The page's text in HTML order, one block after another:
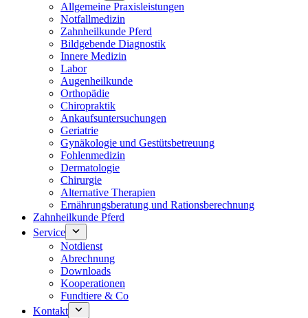
Allgemeine Praxisleistungen
Notfallmedizin
Zahnheilkunde Pferd
Bildgebende Diagnostik
Innere Medizin
Labor
Augenheilkunde
Orthopädie
Chiropraktik
Ankaufsuntersuchungen
Geriatrie
Gynäkologie und Gestütsbetreuung
Fohlenmedizin
Dermatologie
Chirurgie
Alternative Therapien
Ernährungsberatung und Rationsberechnung
Zahnheilkunde Pferd
Service
Notdienst
Abrechnung
Downloads
Kooperationen
Fundtiere & Co
Kontakt